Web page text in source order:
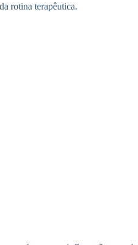
rotina terapêutica.